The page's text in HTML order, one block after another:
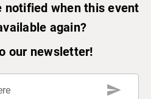
notified when this event
again?
our newsletter!
send